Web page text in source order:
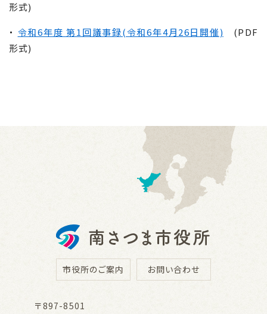
形式)
・ 令和6年度 第1回議事録(令和6年4月26日開催) (PDF
形式)
市役所のご案内 お問い合わせ
〒897-8501